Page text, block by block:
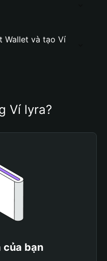
Wallet và tạo Ví
Ví lyra?
của bạn